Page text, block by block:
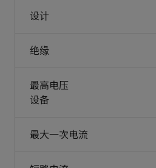
设计
绝缘
最高电压
设备
最大一次电流